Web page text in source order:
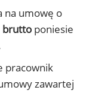
na umowę o
brutto poniesie
pracownik
zawartej